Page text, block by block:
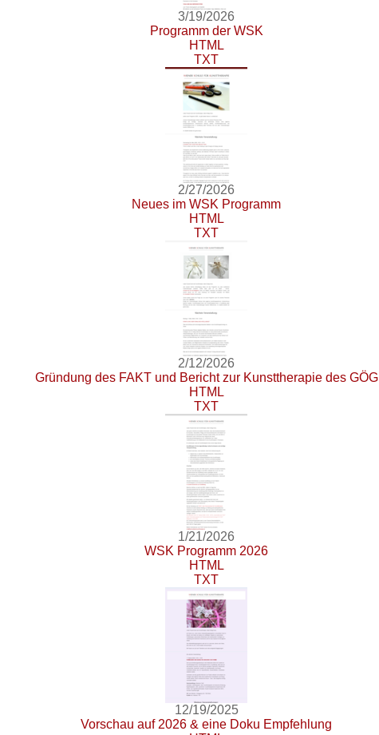
3/19/2026
Programm der WSK
HTML
TXT
2/27/2026
Neues im WSK Programm
HTML
TXT
2/12/2026
Gründung des FAKT und Bericht zur Kunsttherapie des GÖG
HTML
TXT
1/21/2026
WSK Programm 2026
HTML
TXT
12/19/2025
Vorschau auf 2026 & eine Doku Empfehlung